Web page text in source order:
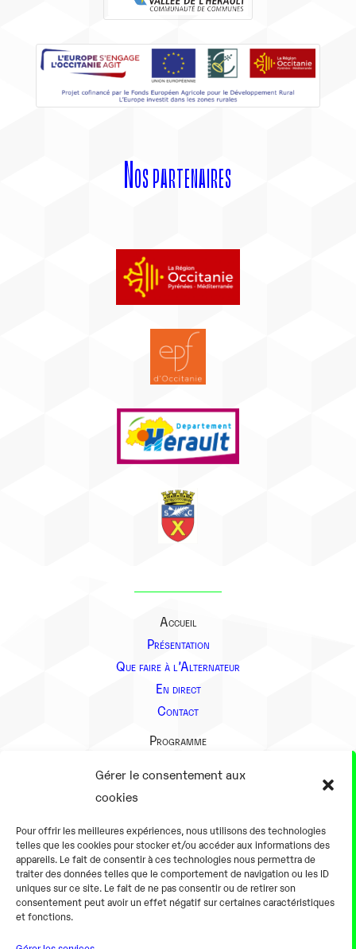
Gérer le consentement aux
cookies
Pour offrir les meilleures expériences, nous utilisons des technologies
telles que les cookies pour stocker et/ou accéder aux informations des
appareils. Le fait de consentir à ces technologies nous permettra de
traiter des données telles que le comportement de navigation ou les ID
uniques sur ce site. Le fait de ne pas consentir ou de retirer son
consentement peut avoir un effet négatif sur certaines caractéristiques
et fonctions.
Nos partenaires
Accueil
Présentation
Que faire à l’Alternateur
En direct
Contact
Programme
Présentation
En pratique
Tarifs et horaires
Salles
Équipements numériques